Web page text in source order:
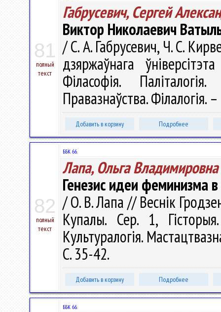
81
полный
текст
Габрусевич, Сергей
Виктор Николаевич
/ С. А. Габрусевич, Ч. С.
дзяржаўнага
Філасофія.
Правазнаўства.
Добавить в корзину Подробнее
82
полный
текст
ББК 66.
Лапа, Ольга Владимировна
Генезис идеи феминизма
/ О. В. Лапа // Веснік
Купалы. Сер. 1, Гісторыя.
Культуралогія.
С. 35-42.
Добавить в корзину Подробнее
ББК 66.